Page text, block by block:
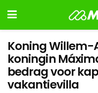
Koning Willem-
koningin
bedrag voor
vakantievilla